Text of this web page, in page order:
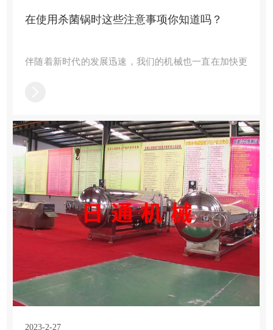
在使用杀菌锅时这些注意事项你知道吗？
伴随着新时代的发展迅速，我们的机械也一直在加快更
2023-2-27